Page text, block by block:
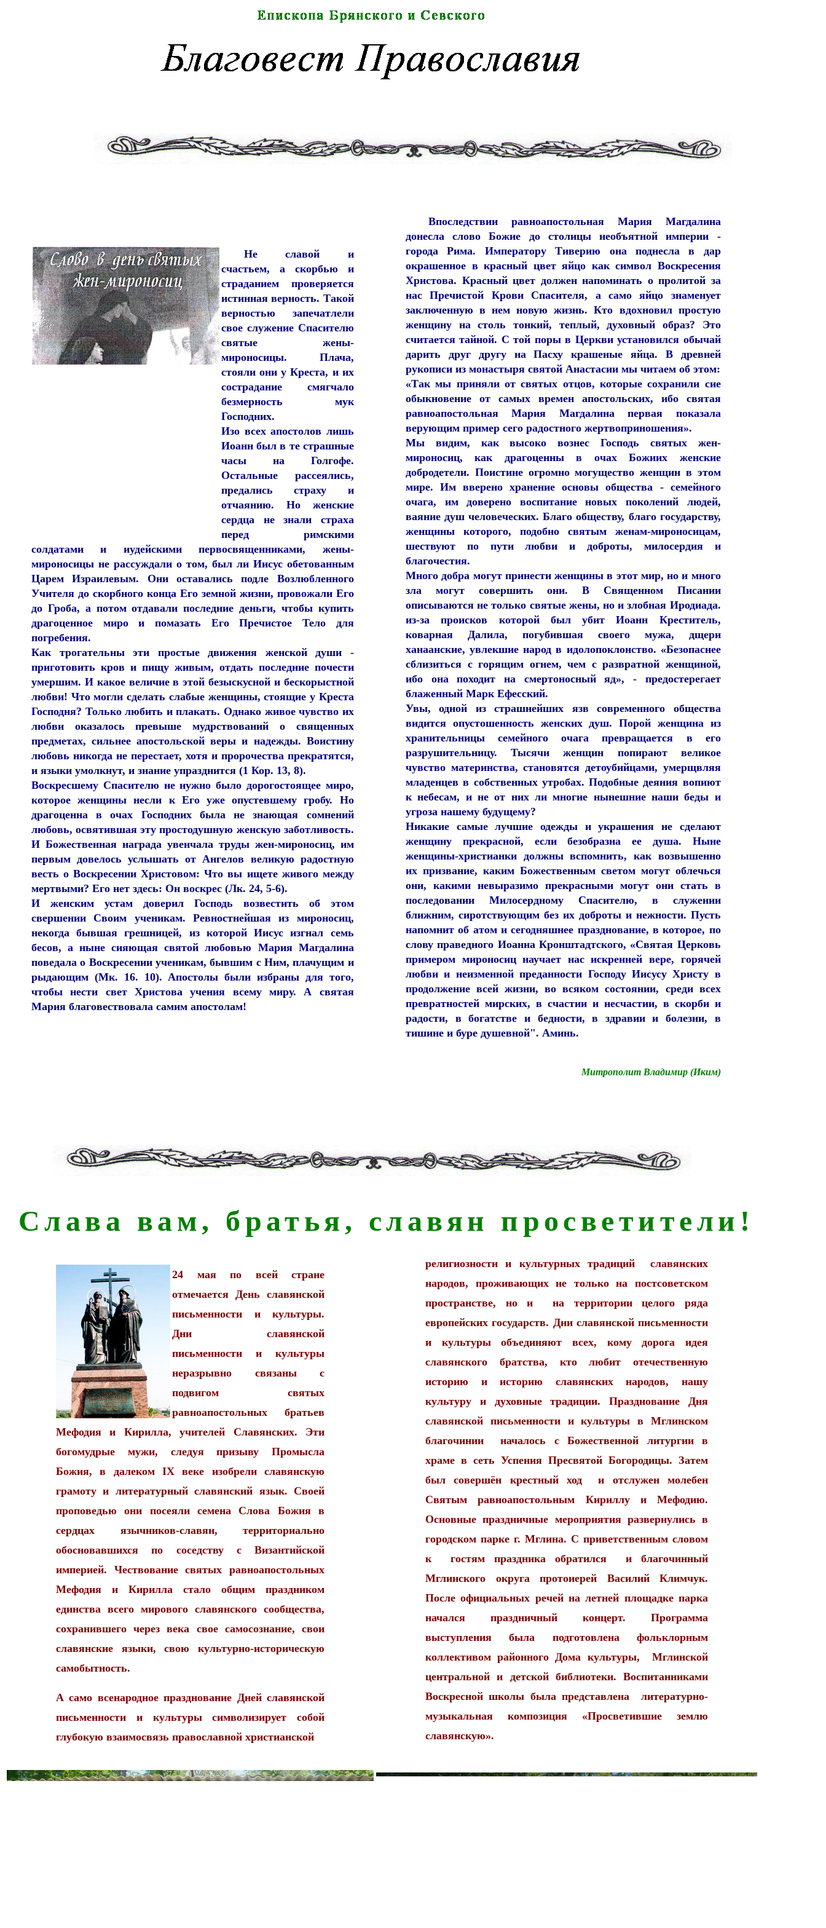
Не славой и
счастьем, а скорбью и
страданием проверяется
истинная верность. Такой
верностью запечатлели
свое служение Спасителю
святые жены-
мироносицы. Плача,
стояли они у Креста, и их
сострадание смягчало
безмерность мук
Господних.
Изо всех апостолов лишь
Иоанн был в те страшные
часы на Голгофе.
Остальные рассеялись,
предались страху и
отчаянию. Но женские
сердца не знали страха
перед римскими
солдатами и иудейскими первосвященниками, жены-
мироносицы не рассуждали о том, был ли Иисус обетованным
Царем Израилевым. Они оставались подле Возлюбленного
Учителя до скорбного конца Его земной жизни, провожали Его
до Гроба, а потом отдавали последние деньги, чтобы купить
драгоценное миро и помазать Его Пречистое Тело для
погребения.
Как трогательны эти простые движения женской души -
приготовить кров и пищу живым, отдать последние почести
умершим. И какое величие в этой безыскусной и бескорыстной
любви! Что могли сделать слабые женщины, стоящие у Креста
Господня? Только любить и плакать. Однако живое чувство их
любви оказалось превыше мудрствований о священных
предметах, сильнее апостольской веры и надежды. Воистину
любовь никогда не перестает, хотя и пророчества прекратятся,
и языки умолкнут, и знание упразднится (1 Кор. 13, 8).
Воскресшему Спасителю не нужно было дорогостоящее миро,
которое женщины несли к Его уже опустевшему гробу. Но
драгоценна в очах Господних была не знающая сомнений
любовь, освятившая эту простодушную женскую заботливость.
И Божественная награда увенчала труды жен-мироносиц, им
первым довелось услышать от Ангелов великую радостную
весть о Воскресении Христовом: Что вы ищете живого между
мертвыми? Его нет здесь: Он воскрес (Лк. 24, 5-6).
И женским устам доверил Господь возвестить об этом
свершении Своим ученикам. Ревностнейшая из мироносиц,
некогда бывшая грешницей, из которой Иисус изгнал семь
бесов, а ныне сияющая святой любовью Мария Магдалина
поведала о Воскресении ученикам, бывшим с Ним, плачущим и
рыдающим (Мк. 16. 10). Апостолы были избраны для того,
чтобы нести свет Христова учения всему миру. А святая
Мария благовествовала самим апостолам!
Впоследствии равноапостольная Мария Магдалина
донесла слово Божие до столицы необъятной империи -
города Рима. Императору Тиверию она поднесла в дар
окрашенное в красный цвет яйцо как символ Воскресения
Христова. Красный цвет должен напоминать о пролитой за
нас Пречистой Крови Спасителя, а само яйцо знаменует
заключенную в нем новую жизнь. Кто вдохновил простую
женщину на столь тонкий, теплый, духовный образ? Это
считается тайной. С той поры в Церкви установился обычай
дарить друг другу на Пасху крашеные яйца. В древней
рукописи из монастыря святой Анастасии мы читаем об этом:
«Так мы приняли от святых отцов, которые сохранили сие
обыкновение от самых времен апостольских, ибо святая
равноапостольная Мария Магдалина первая показала
верующим пример сего радостного жертвоприношения».
Мы видим, как высоко вознес Господь святых жен-
мироносиц, как драгоценны в очах Божиих женские
добродетели. Поистине огромно могущество женщин в этом
мире. Им вверено хранение основы общества - семейного
очага, им доверено воспитание новых поколений людей,
ваяние душ человеческих. Благо обществу, благо государству,
женщины которого, подобно святым женам-мироносицам,
шествуют по пути любви и доброты, милосердия и
благочестия.
Много добра могут принести женщины в этот мир, но и много
зла могут совершить они. В Священном Писании
описываются не только святые жены, но и злобная Иродиада.
из-за происков которой был убит Иоанн Креститель,
коварная Далила, погубившая своего мужа, дщери
ханаанские, увлекшие народ в идолопоклонство. «Безопаснее
сблизиться с горящим огнем, чем с развратной женщиной,
ибо она походит на смертоносный яд», - предостерегает
блаженный Марк Ефесский.
Увы, одной из страшнейших язв современного общества
видится опустошенность женских душ. Порой женщина из
хранительницы семейного очага превращается в его
разрушительницу. Тысячи женщин попирают великое
чувство материнства, становятся детоубийцами, умерщвляя
младенцев в собственных утробах. Подобные деяния вопиют
к небесам, и не от них ли многие нынешние наши беды и
угроза нашему будущему?
Никакие самые лучшие одежды и украшения не сделают
женщину прекрасной, если безобразна ее душа. Ныне
женщины-христианки должны вспомнить, как возвышенно
их призвание, каким Божественным светом могут облечься
они, какими невыразимо прекрасными могут они стать в
последовании Милосердному Спасителю, в служении
ближним, сиротствующим без их доброты и нежности. Пусть
напомнит об атом и сегодняшнее празднование, в которое, по
слову праведного Иоанна Кронштадтского, «Святая Церковь
примером мироносиц научает нас искренней вере, горячей
любви и неизменной преданности Господу Иисусу Христу в
продолжение всей жизни, во всяком состоянии, среди всех
превратностей мирских, в счастии и несчастии, в скорби и
радости, в богатстве и бедности, в здравии и болезни, в
тишине и буре душевной". Аминь.
Митрополит Владимир (Иким)
Слава вам, братья, славян просветители!
24 мая по всей стране
отмечается День славянской
письменности и культуры.
Дни славянской
письменности и культуры
неразрывно связаны с
подвигом святых
равноапостольных братьев
Мефодия и Кирилла, учителей Славянских. Эти
богомудрые мужи, следуя призыву Промысла
Божия, в далеком IX веке изобрели славянскую
грамоту и литературный славянский язык. Своей
проповедью они посеяли семена Слова Божия в
сердцах язычников-славян, территориально
обосновавшихся по соседству с Византийской
империей. Чествование святых равноапостольных
Мефодия и Кирилла стало общим праздником
единства всего мирового славянского сообщества,
сохранившего через века свое самосознание, свои
славянские языки, свою культурно-историческую
самобытность.
А само всенародное празднование Дней славянской
письменности и культуры символизирует собой
глубокую взаимосвязь православной христианской
религиозности и культурных традиций славянских
народов, проживающих не только на постсоветском
пространстве, но и на территории целого ряда
европейских государств. Дни славянской письменности
и культуры объединяют всех, кому дорога идея
славянского братства, кто любит отечественную
историю и историю славянских народов, нашу
культуру и духовные традиции. Празднование Дня
славянской письменности и культуры в Мглинском
благочинии началось с Божественной литургии в
храме в сеть Успения Пресвятой Богородицы. Затем
был совершён крестный ход и отслужен молебен
Святым равноапостольным Кириллу и Мефодию.
Основные праздничные мероприятия развернулись в
городском парке г. Мглина. С приветственным словом
к гостям праздника обратился и благочинный
Мглинского округа протоиерей Василий Климчук.
После официальных речей на летней площадке парка
начался праздничный концерт. Программа
выступления была подготовлена фольклорным
коллективом районного Дома культуры, Мглинской
центральной и детской библиотеки. Воспитанниками
Воскресной школы была представлена литературно-
музыкальная композиция «Просветившие землю
славянскую».